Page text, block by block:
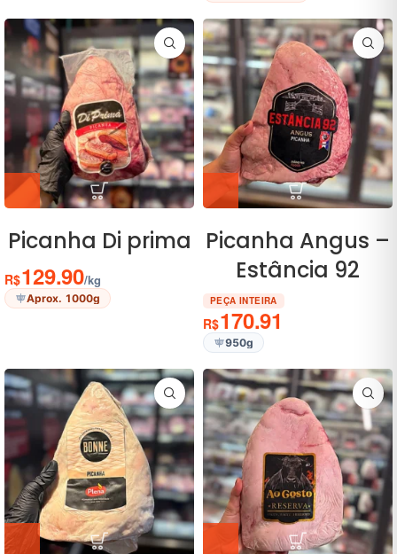
Picanha Di prima
R$129.90/kg
Aprox. 1000g
Picanha Angus –
Estância 92
PEÇA INTEIRA
R$170.91
950g